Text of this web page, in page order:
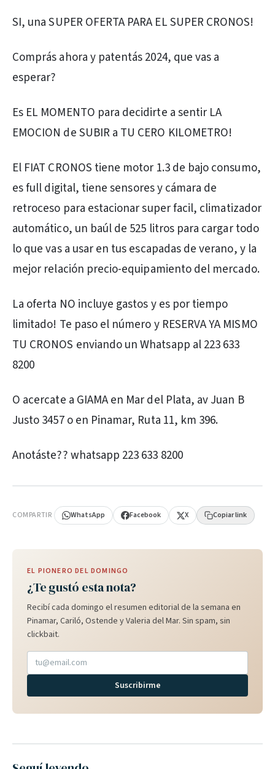
SI, una SUPER OFERTA PARA EL SUPER CRONOS!
Comprás ahora y patentás 2024, que vas a
esperar?
Es EL MOMENTO para decidirte a sentir LA
EMOCION de SUBIR a TU CERO KILOMETRO!
El FIAT CRONOS tiene motor 1.3 de bajo consumo,
es full digital, tiene sensores y cámara de
retroceso para estacionar super facil, climatizador
automático, un baúl de 525 litros para cargar todo
lo que vas a usar en tus escapadas de verano, y la
mejor relación precio-equipamiento del mercado.
La oferta NO incluye gastos y es por tiempo
limitado! Te paso el número y RESERVA YA MISMO
TU CRONOS enviando un Whatsapp al 223 633
8200
O acercate a GIAMA en Mar del Plata, av Juan B
Justo 3457 o en Pinamar, Ruta 11, km 396.
Anotáste?? whatsapp 223 633 8200
COMPARTIR WhatsApp Facebook X Copiar link
EL PIONERO DEL DOMINGO
¿Te gustó esta nota?
Recibí cada domingo el resumen editorial de la semana en
Pinamar, Cariló, Ostende y Valeria del Mar. Sin spam, sin
clickbait.
Suscribirme